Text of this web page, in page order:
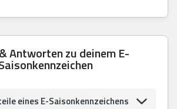
Antworten zu deinem E-
eines E-Saisonkennzeichens